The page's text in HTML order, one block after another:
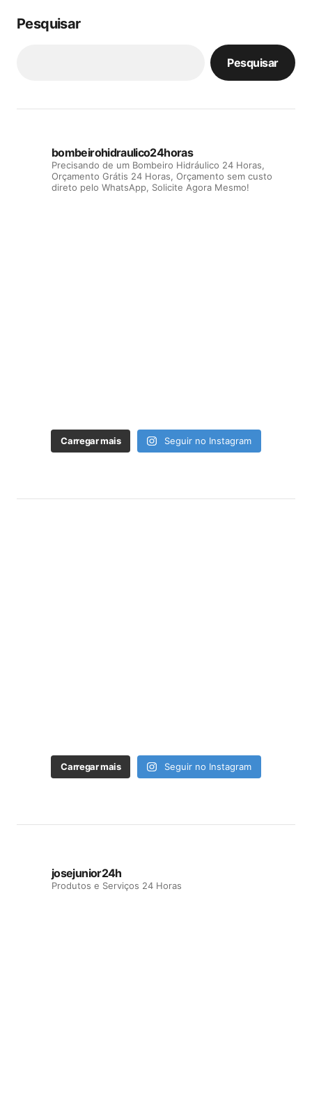
Pesquisar
Pesquisar
bombeirohidraulico24horas
Precisando de um Bombeiro Hidráulico 24 Horas,
Orçamento Grátis 24 Horas, Orçamento sem custo
direto pelo WhatsApp, Solicite Agora Mesmo!
Carregar mais Seguir no Instagram
Carregar mais Seguir no Instagram
josejunior24h
Produtos e Serviços 24 Horas